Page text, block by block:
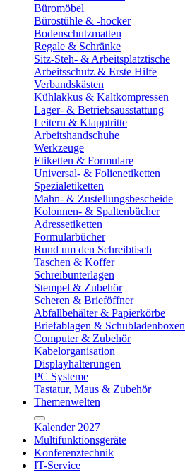
Büromöbel
Bürostühle & -hocker
Bodenschutzmatten
Regale & Schränke
Sitz-Steh- & Arbeitsplatztische
Arbeitsschutz & Erste Hilfe
Verbandskästen
Kühlakkus & Kaltkompressen
Lager- & Betriebsausstattung
Leitern & Klapptritte
Arbeitshandschuhe
Werkzeuge
Etiketten & Formulare
Universal- & Folienetiketten
Spezialetiketten
Mahn- & Zustellungsbescheide
Kolonnen- & Spaltenbücher
Adressetiketten
Formularbücher
Rund um den Schreibtisch
Taschen & Koffer
Schreibunterlagen
Stempel & Zubehör
Scheren & Brieföffner
Abfallbehälter & Papierkörbe
Briefablagen & Schubladenboxen
Computer & Zubehör
Kabelorganisation
Displayhalterungen
PC Systeme
Tastatur, Maus & Zubehör
Themenwelten
Kalender 2027
Multifunktionsgeräte
Konferenztechnik
IT-Service